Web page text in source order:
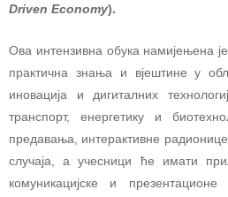
Driven Economy).
Ова интензивна обука намијењена
практична знања и вјештине у
иновација и дигиталних
транспорт, енергетику и
предавања, интерактивне
случаја, а учесници ће имати
комуникацијске и